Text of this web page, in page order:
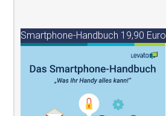
Smartphone-Handbuch 19,90 Euro